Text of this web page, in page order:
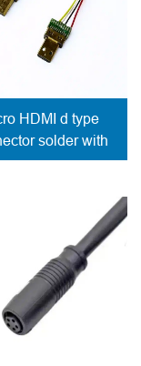
HDMI d type
solder with
wires